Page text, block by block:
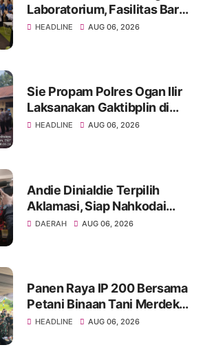
Laboratorium, Fasilitas Baru
di Jakabaring Akan Perkuat
HEADLINE AUG 06, 2026
Sie Propam Polres Ogan Ilir
Laksanakan Gaktibplin di
Polsek Indralaya, Tingkatkan
HEADLINE AUG 06, 2026
Andie Dinialdie Terpilih
Aklamasi, Siap Nahkodai
Golkar Sumsel dengan
DAERAH AUG 06, 2026
Panen Raya IP 200 Bersama
Petani Binaan Tani Merdeka
Indonesia Ogan Ilir
HEADLINE AUG 06, 2026